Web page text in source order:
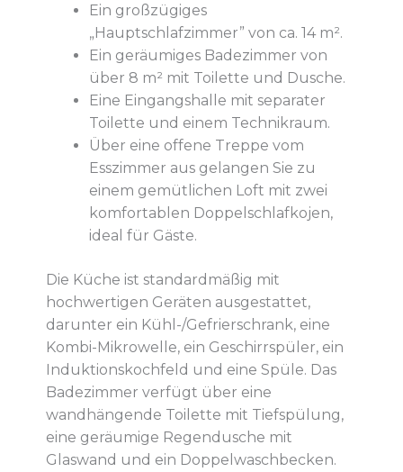
Ein großzügiges
„Hauptschlafzimmer” von ca. 14 m².
Ein geräumiges Badezimmer von
über 8 m² mit Toilette und Dusche.
Eine Eingangshalle mit separater
Toilette und einem Technikraum.
Über eine offene Treppe vom
Esszimmer aus gelangen Sie zu
einem gemütlichen Loft mit zwei
komfortablen Doppelschlafkojen,
ideal für Gäste.
Die Küche ist standardmäßig mit
hochwertigen Geräten ausgestattet,
darunter ein Kühl-/Gefrierschrank, eine
Kombi-Mikrowelle, ein Geschirrspüler, ein
Induktionskochfeld und eine Spüle. Das
Badezimmer verfügt über eine
wandhängende Toilette mit Tiefspülung,
eine geräumige Regendusche mit
Glaswand und ein Doppelwaschbecken.